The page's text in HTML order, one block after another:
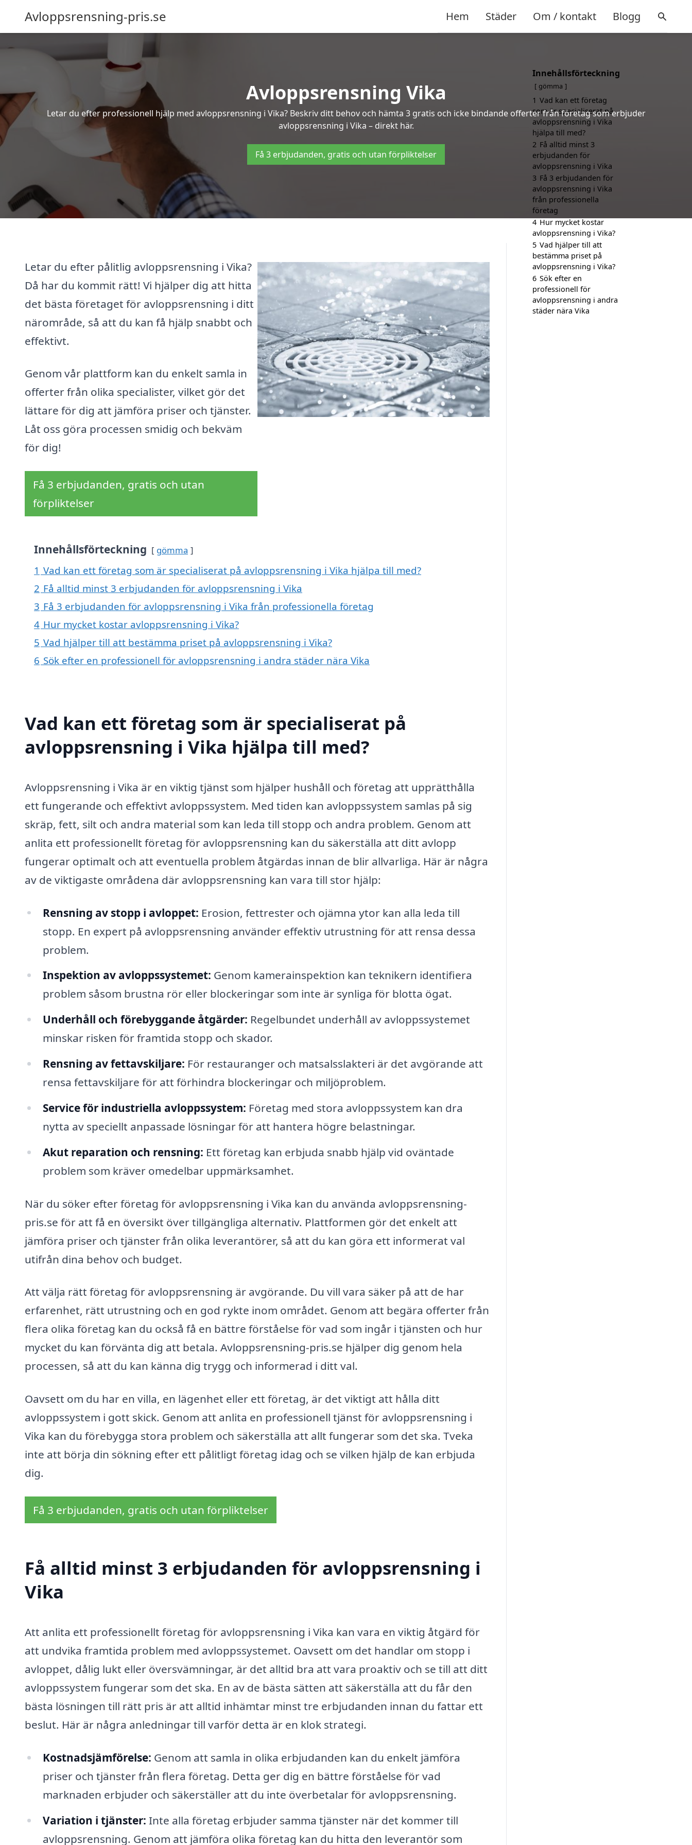
Avloppsrensning-pris.se Hem Städer Om / kontakt Blogg
Avloppsrensning Vika
Letar du efter professionell hjälp med avloppsrensning i Vika? Beskriv ditt behov och hämta 3 gratis och icke bindande offerter från företag som erbjuder
avloppsrensning i Vika – direkt här.
Få 3 erbjudanden, gratis och utan förpliktelser
Letar du efter pålitlig avloppsrensning i Vika?
Då har du kommit rätt! Vi hjälper dig att hitta
det bästa företaget för avloppsrensning i ditt
närområde, så att du kan få hjälp snabbt och
effektivt.
Genom vår plattform kan du enkelt samla in
offerter från olika specialister, vilket gör det
lättare för dig att jämföra priser och tjänster.
Låt oss göra processen smidig och bekväm
för dig!
Få 3 erbjudanden, gratis och utan
förpliktelser
Innehållsförteckning gömma
1 Vad kan ett företag som är specialiserat på avloppsrensning i Vika hjälpa till med?
2 Få alltid minst 3 erbjudanden för avloppsrensning i Vika
3 Få 3 erbjudanden för avloppsrensning i Vika från professionella företag
4 Hur mycket kostar avloppsrensning i Vika?
5 Vad hjälper till att bestämma priset på avloppsrensning i Vika?
6 Sök efter en professionell för avloppsrensning i andra städer nära Vika
Vad kan ett företag som är specialiserat på
avloppsrensning i Vika hjälpa till med?
Avloppsrensning i Vika är en viktig tjänst som hjälper hushåll och företag att upprätthålla
ett fungerande och effektivt avloppssystem. Med tiden kan avloppssystem samlas på sig
skräp, fett, silt och andra material som kan leda till stopp och andra problem. Genom att
anlita ett professionellt företag för avloppsrensning kan du säkerställa att ditt avlopp
fungerar optimalt och att eventuella problem åtgärdas innan de blir allvarliga. Här är några
av de viktigaste områdena där avloppsrensning kan vara till stor hjälp:
Rensning av stopp i avloppet: Erosion, fettrester och ojämna ytor kan alla leda till
stopp. En expert på avloppsrensning använder effektiv utrustning för att rensa dessa
problem.
Inspektion av avloppssystemet: Genom kamerainspektion kan teknikern identifiera
problem såsom brustna rör eller blockeringar som inte är synliga för blotta ögat.
Underhåll och förebyggande åtgärder: Regelbundet underhåll av avloppssystemet
minskar risken för framtida stopp och skador.
Rensning av fettavskiljare: För restauranger och matsalsslakteri är det avgörande att
rensa fettavskiljare för att förhindra blockeringar och miljöproblem.
Service för industriella avloppssystem: Företag med stora avloppssystem kan dra
nytta av speciellt anpassade lösningar för att hantera högre belastningar.
Akut reparation och rensning: Ett företag kan erbjuda snabb hjälp vid oväntade
problem som kräver omedelbar uppmärksamhet.
När du söker efter företag för avloppsrensning i Vika kan du använda avloppsrensning-
pris.se för att få en översikt över tillgängliga alternativ. Plattformen gör det enkelt att
jämföra priser och tjänster från olika leverantörer, så att du kan göra ett informerat val
utifrån dina behov och budget.
Att välja rätt företag för avloppsrensning är avgörande. Du vill vara säker på att de har
erfarenhet, rätt utrustning och en god rykte inom området. Genom att begära offerter från
flera olika företag kan du också få en bättre förståelse för vad som ingår i tjänsten och hur
mycket du kan förvänta dig att betala. Avloppsrensning-pris.se hjälper dig genom hela
processen, så att du kan känna dig trygg och informerad i ditt val.
Oavsett om du har en villa, en lägenhet eller ett företag, är det viktigt att hålla ditt
avloppssystem i gott skick. Genom att anlita en professionell tjänst för avloppsrensning i
Vika kan du förebygga stora problem och säkerställa att allt fungerar som det ska. Tveka
inte att börja din sökning efter ett pålitligt företag idag och se vilken hjälp de kan erbjuda
dig.
Få 3 erbjudanden, gratis och utan förpliktelser
Få alltid minst 3 erbjudanden för avloppsrensning i
Vika
Att anlita ett professionellt företag för avloppsrensning i Vika kan vara en viktig åtgärd för
att undvika framtida problem med avloppssystemet. Oavsett om det handlar om stopp i
avloppet, dålig lukt eller översvämningar, är det alltid bra att vara proaktiv och se till att ditt
avloppssystem fungerar som det ska. En av de bästa sätten att säkerställa att du får den
bästa lösningen till rätt pris är att alltid inhämtar minst tre erbjudanden innan du fattar ett
beslut. Här är några anledningar till varför detta är en klok strategi.
Kostnadsjämförelse: Genom att samla in olika erbjudanden kan du enkelt jämföra
priser och tjänster från flera företag. Detta ger dig en bättre förståelse för vad
marknaden erbjuder och säkerställer att du inte överbetalar för avloppsrensning.
Variation i tjänster: Inte alla företag erbjuder samma tjänster när det kommer till
avloppsrensning. Genom att jämföra olika företag kan du hitta den leverantör som
Innehållsförteckning
gömma
1 Vad kan ett företag
som är specialiserat på
avloppsrensning i Vika
hjälpa till med?
2 Få alltid minst 3
erbjudanden för
avloppsrensning i Vika
3 Få 3 erbjudanden för
avloppsrensning i Vika
från professionella
företag
4 Hur mycket kostar
avloppsrensning i Vika?
5 Vad hjälper till att
bestämma priset på
avloppsrensning i Vika?
6 Sök efter en
professionell för
avloppsrensning i andra
städer nära Vika